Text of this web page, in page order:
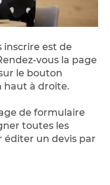
inscrire est de
vous la page
le bouton
haut à droite.
de formulaire
toutes les
éditer un devis par